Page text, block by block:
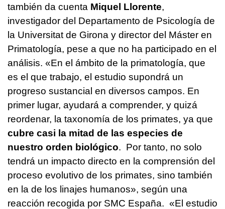
también da cuenta Miquel Llorente,
investigador del Departamento de Psicología de
la Universitat de Girona y director del Máster en
Primatología, pese a que no ha participado en el
análisis. «En el ámbito de la primatología, que
es el que trabajo, el estudio supondrá un
progreso sustancial en diversos campos. En
primer lugar, ayudará a comprender, y quizá
reordenar, la taxonomía de los primates, ya que
cubre casi la mitad de las especies de
nuestro orden biológico. Por tanto, no solo
tendrá un impacto directo en la comprensión del
proceso evolutivo de los primates, sino también
en la de los linajes humanos», según una
reacción recogida por SMC España. «El estudio